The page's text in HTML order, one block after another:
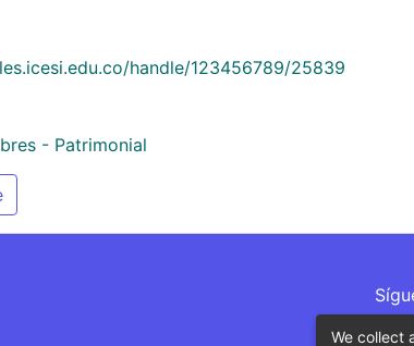
handle/123456789/25839
- Patrimonial
We collect